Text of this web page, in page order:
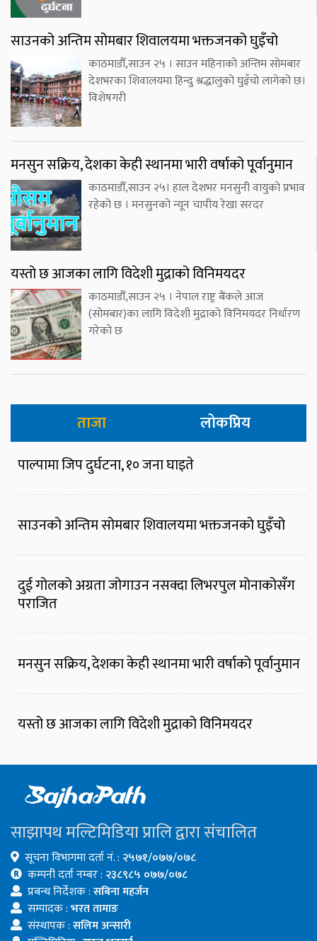
साउनको अन्तिम सोमबार शिवालयमा भक्तजनको घुइँचो
काठमाडौँ,साउन २५ । साउन महिनाको अन्तिम सोमबार
देशभरका शिवालयमा हिन्दु श्रद्धालुको घुइँचो लागेको छ।
विशेषगरी
मनसुन सक्रिय, देशका केही स्थानमा भारी वर्षाको पूर्वानुमान
काठमाडौँ,साउन २५। हाल देशभर मनसुनी वायुको प्रभाव
रहेको छ । मनसुनको न्यून चापीय रेखा सरदर
यस्तो छ आजका लागि विदेशी मुद्राको विनिमयदर
काठमाडौँ,साउन २५ । नेपाल राष्ट्र बैंकले आज
(सोमबार)का लागि विदेशी मुद्राको विनिमयदर निर्धारण
गरेको छ
ताजा लोकप्रिय
पाल्पामा जिप दुर्घटना, १० जना घाइते
साउनको अन्तिम सोमबार शिवालयमा भक्तजनको घुइँचो
दुई गोलको अग्रता जोगाउन नसक्दा लिभरपुल मोनाकोसँग
पराजित
मनसुन सक्रिय, देशका केही स्थानमा भारी वर्षाको पूर्वानुमान
यस्तो छ आजका लागि विदेशी मुद्राको विनिमयदर
साझापथ मल्टिमिडिया प्रालि द्वारा संचालित
सूचना विभागमा दर्ता नं. : २५७१/०७७/०७८
कम्पनी दर्ता नम्बर : २३८९८५ ०७७/०७८
प्रबन्ध निर्देशक :सबिना महर्जन
सम्पादक :भरत तामाङ
संस्थापक :सलिम अन्सारी